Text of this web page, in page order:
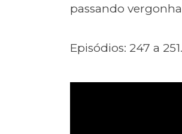
passando
Episódios: 247 a 251.